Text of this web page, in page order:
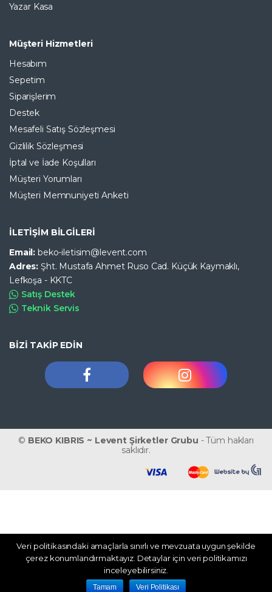
Yazar Kasa
Müşteri Hizmetleri
Hesabım
Sepetim
Siparişlerim
Destek
Mesafeli Satış Sözleşmesi
Gizlilik Sözleşmesi
İptal ve İade Koşulları
Müşteri Yorumları
Müşteri Memnuniyeti Anketi
İLETİŞİM BİLGİLERİ
Email:beko-iletisim@levent.com
Adres:Şht. Mustafa Ahmet Ruso Cad. Küçük Kaymaklı,
Lefkoşa - KKTC
Satış Destek
Teknik Servis
BİZİ TAKİP EDİN
© BEKO KIBRIS ~ Levent Şirketler Grubu - Tüm hakları
saklıdır.
Veri politikasındaki amaçlarla sınırlı ve mevzuata uygun şekilde
çerez konumlandırmaktayız. Detaylar için veri politikamızı
inceleyebilirsiniz.
Tamam Veri Politikası
WhatsApp